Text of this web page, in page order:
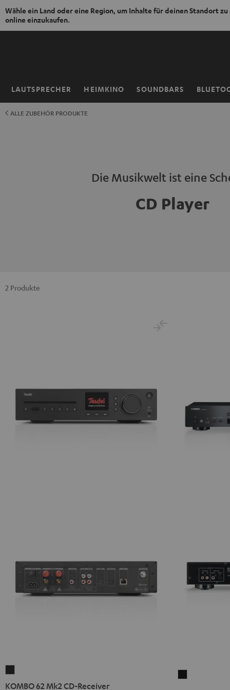
Wähle ein Land oder eine Region, um Inhalte für deinen Standort zu
online einzukaufen.
ZUM
LAUTSPRECHER HEIMKINO SOUNDBARS
Startseite
ALLE ZUBEHÖR PRODUKTE
Die Musikwelt ist eine
CD Player
2 Produkte
62
KOMBO 62 Mk2 CD-Receiver